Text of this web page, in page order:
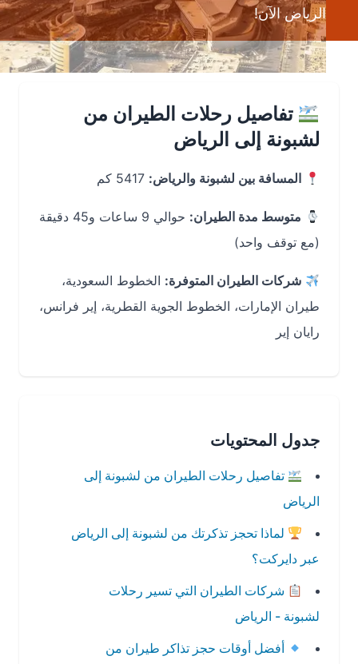
الرياض الآن!
تفاصيل رحلات الطيران من
لشبونة إلى الرياض
المسافة بين لشبونة والرياض:5417 كم
متوسط مدة الطيران:
حوالي 9 ساعات و45 دقيقة
(مع توقف واحد)
شركات الطيران المتوفرة:الخطوط السعودية،
طيران الإمارات، الخطوط الجوية القطرية، إير فرانس،
رايان إير
جدول المحتويات
تفاصيل رحلات الطيران من لشبونة إلى
الرياض
لماذا تحجز تذكرتك من لشبونة إلى الرياض
عبر دايركت؟
شركات الطيران التي تسير رحلات
لشبونة - الرياض
أفضل أوقات حجز تذاكر طيران من